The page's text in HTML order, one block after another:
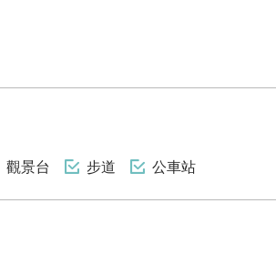
觀景台 步道 公車站